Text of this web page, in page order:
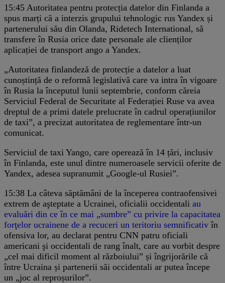
15:45 Autoritatea pentru protecția datelor din Finlanda a
spus marți că a interzis grupului tehnologic rus Yandex și
partenerului său din Olanda, Ridetech International, să
transfere în Rusia orice date personale ale clienților
aplicației de transport ango a Yandex.
„Autoritatea finlandeză de protecție a datelor a luat
cunoștință de o reformă legislativă care va intra în vigoare
în Rusia la începutul lunii septembrie, conform căreia
Serviciul Federal de Securitate al Federației Ruse va avea
dreptul de a primi datele prelucrate în cadrul operațiunilor
de taxi”, a precizat autoritatea de reglementare într-un
comunicat.
Serviciul de taxi Yango, care operează în 14 țări, inclusiv
în Finlanda, este unul dintre numeroasele servicii oferite de
Yandex, adesea supranumit „Google-ul Rusiei”.
15:38 ​La câteva săptămâni de la începerea contraofensivei
extrem de aşteptate a Ucrainei, oficialii occidentali au
evaluări din ce în ce mai „sumbre” cu privire la capacitatea
forţelor ucrainene de a recuceri un teritoriu semnificativ în
ofensiva lor, au declarat pentru CNN patru oficiali
americani şi occidentali de rang înalt, care au vorbit despre
„cel mai dificil moment al războiului” și îngrijorările că
între Ucraina și partenerii săi occidentali ar putea începe
un „joc al reproșurilor”.